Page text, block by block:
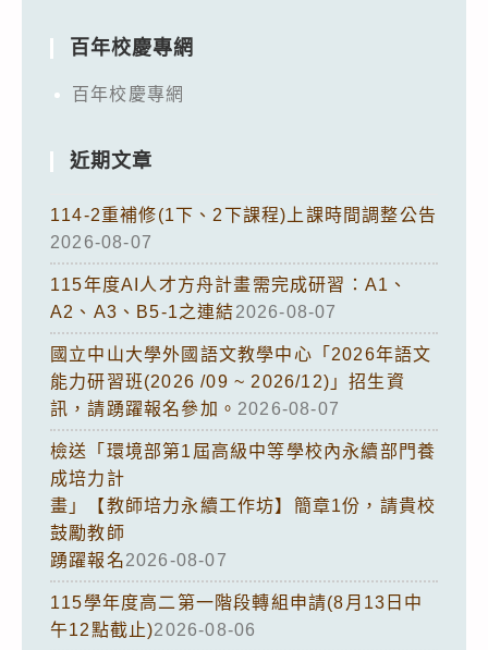
百年校慶專網
百年校慶專網
近期文章
114-2重補修(1下、2下課程)上課時間調整公告
2026-08-07
115年度AI人才方舟計畫需完成研習：A1、
A2、A3、B5-1之連結2026-08-07
國立中山大學外國語文教學中心「2026年語文
能力研習班(2026 /09 ~ 2026/12)」招生資
訊，請踴躍報名參加。 2026-08-07
檢送「環境部第1屆高級中等學校內永續部門養
成培力計
畫」【教師培力永續工作坊】簡章1份，請貴校
鼓勵教師
踴躍報名2026-08-07
115學年度高二第一階段轉組申請(8月13日中
午12點截止)2026-08-06